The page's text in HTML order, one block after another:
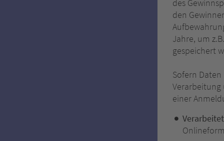
des
den
Jahre, um
gespeichert
Sofern
Verarbeitung
einer